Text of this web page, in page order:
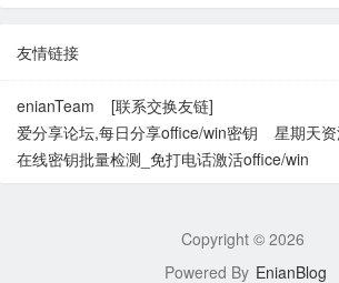
友情链接
enianTeam
[联系交换友链]
爱分享论坛,每日分享office/win密钥
星期天
在线密钥批量检测_免打电话激活office/win
Copyright © 2026
Powered By EnianBlog